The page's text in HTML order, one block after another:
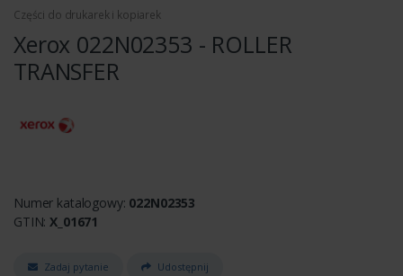
Części do drukarek i kopiarek
Xerox 022N02353 - ROLLER
TRANSFER
Numer katalogowy: 022N02353
GTIN:X_01671
Zadaj pytanie Udostępnij